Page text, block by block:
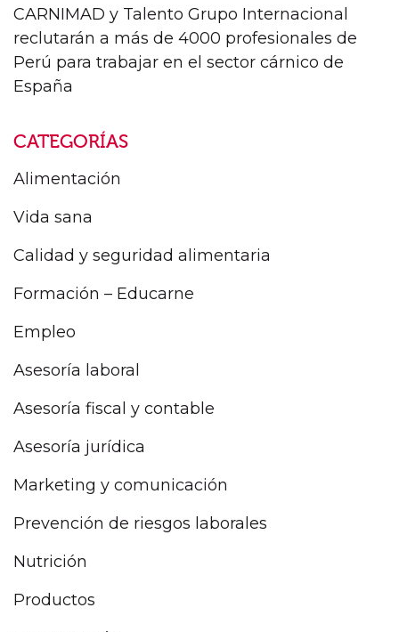
CARNIMAD y Talento Grupo Internacional
reclutarán a más de 4000 profesionales de
Perú para trabajar en el sector cárnico de
España
CATEGORÍAS
Alimentación
Vida sana
Calidad y seguridad alimentaria
Formación – Educarne
Empleo
Asesoría laboral
Asesoría fiscal y contable
Asesoría jurídica
Marketing y comunicación
Prevención de riesgos laborales
Nutrición
Productos